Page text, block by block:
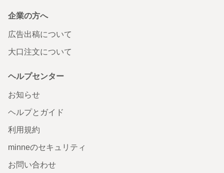
企業の方へ
広告出稿について
大口注文について
ヘルプセンター
お知らせ
ヘルプとガイド
利用規約
minneのセキュリティ
お問い合わせ